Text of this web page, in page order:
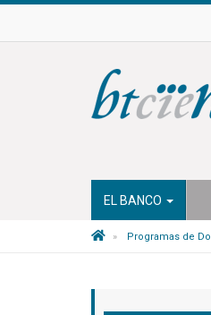
EL BANCO
Programas de